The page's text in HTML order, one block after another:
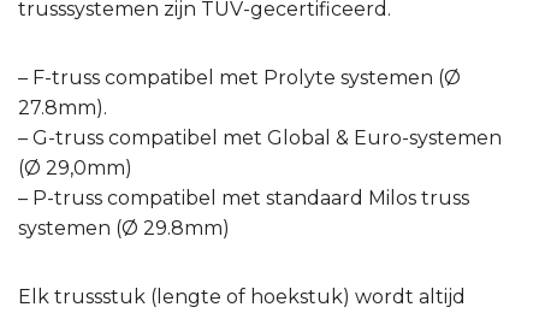
trusssystemen zijn TÜV-gecertificeerd.
– F-truss compatibel met Prolyte systemen (Ø
27.8mm).
– G-truss compatibel met Global & Euro-systemen
(Ø 29,0mm)
– P-truss compatibel met standaard Milos truss
systemen (Ø 29.8mm)
Elk trussstuk (lengte of hoekstuk) wordt altijd